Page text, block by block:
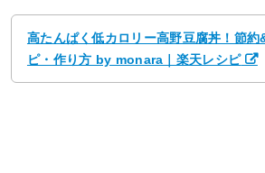
高たんぱく低カロリー高野豆腐丼！節
ピ・作り方 by monara｜楽天レシピ